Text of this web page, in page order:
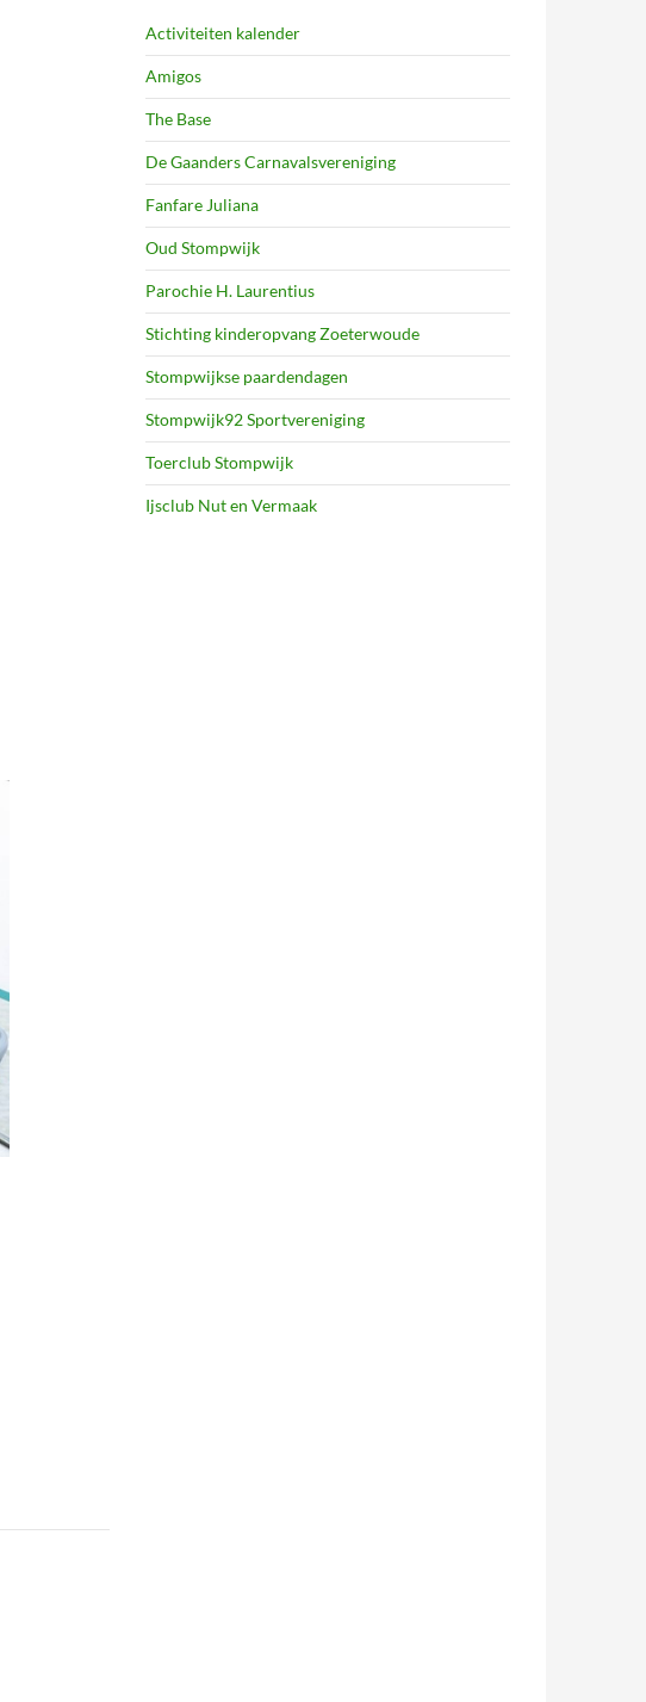
Activiteiten kalender
Amigos
The Base
De Gaanders Carnavalsvereniging
Fanfare Juliana
Oud Stompwijk
Parochie H. Laurentius
Stichting kinderopvang Zoeterwoude
Stompwijkse paardendagen
Stompwijk92 Sportvereniging
Toerclub Stompwijk
Ijsclub Nut en Vermaak